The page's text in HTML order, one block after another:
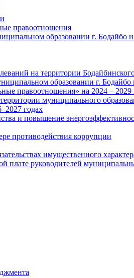
правоотношения
образовании г. Бодайбо
на территории
образовании г.
правоотношения» на 2024 – 2029
муниципального
годах
и повышение
противодействия коррупции
имущественного
плате руководителей